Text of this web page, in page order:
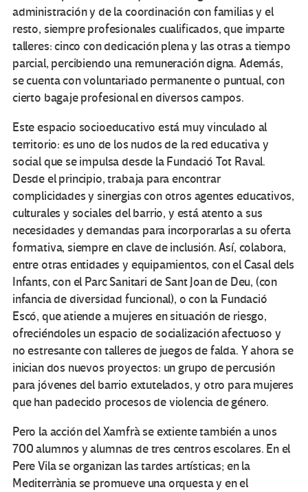
administración y de la coordinación con familias y el
resto, siempre profesionales cualificados, que imparte
talleres: cinco con dedicación plena y las otras a tiempo
parcial, percibiendo una remuneración digna. Además,
se cuenta con voluntariado permanente o puntual, con
cierto bagaje profesional en diversos campos.
Este espacio socioeducativo está muy vinculado al
territorio: es uno de los nudos de la red educativa y
social que se impulsa desde la Fundació Tot Raval.
Desde el principio, trabaja para encontrar
complicidades y sinergias con otros agentes educativos,
culturales y sociales del barrio, y está atento a sus
necesidades y demandas para incorporarlas a su oferta
formativa, siempre en clave de inclusión. Así, colabora,
entre otras entidades y equipamientos, con el Casal dels
Infants, con el Parc Sanitari de Sant Joan de Deu, (con
infancia de diversidad funcional), o con la Fundació
Escó, que atiende a mujeres en situación de riesgo,
ofreciéndoles un espacio de socialización afectuoso y
no estresante con talleres de juegos de falda. Y ahora se
inician dos nuevos proyectos: un grupo de percusión
para jóvenes del barrio extutelados, y otro para mujeres
que han padecido procesos de violencia de género.
Pero la acción del Xamfrà se extiente también a unos
700 alumnos y alumnas de tres centros escolares. En el
Pere Vila se organizan las tardes artísticas; en la
Mediterrània se promueve una orquesta y en el